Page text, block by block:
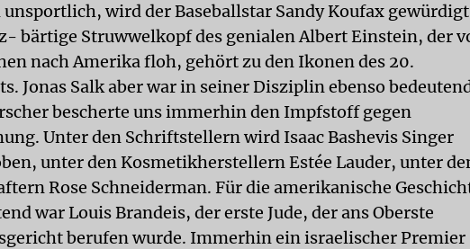
unsportlich, wird der Baseballstar Sandy Koufax
bärtige Struwwelkopf des genialen Albert Einstein, der
nach Amerika floh, gehört zu den Ikonen des 20.
Jonas Salk aber war in seiner Disziplin ebenso
bescherte uns immerhin den Impfstoff gegen
Unter den Schriftstellern wird Isaac Bashevis Singer
unter den Kosmetikherstellern Estée Lauder, unter
Rose Schneiderman. Für die amerikanische
war Louis Brandeis, der erste Jude, der ans Oberste
berufen wurde. Immerhin ein israelischer Premier